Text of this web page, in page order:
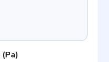
(Pa)